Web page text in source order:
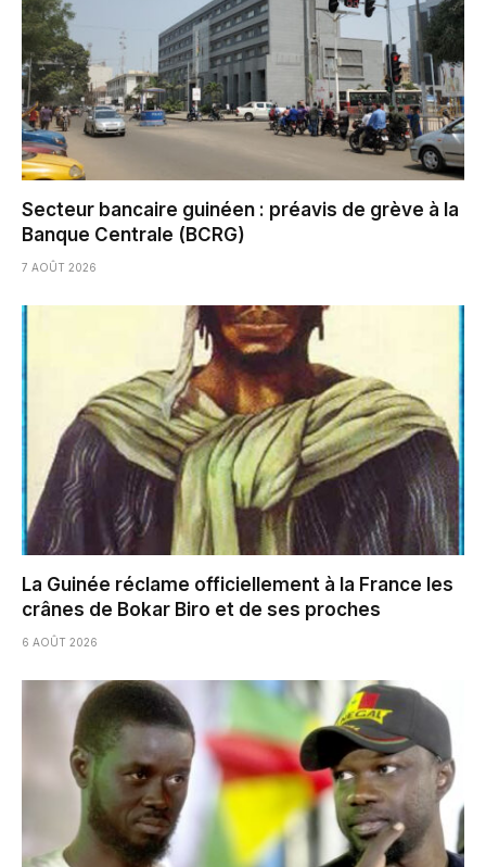
Secteur bancaire guinéen : préavis de grève à la
Banque Centrale (BCRG)
7 AOÛT 2026
La Guinée réclame officiellement à la France les
crânes de Bokar Biro et de ses proches
6 AOÛT 2026